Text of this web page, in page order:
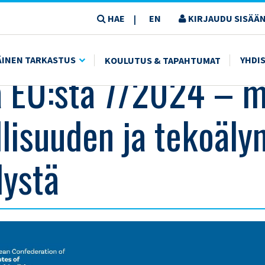
HAE | EN KIRJAUDU
TARKASTUS KOULUTUS & TAPAHTUMAT
SÄÄNTELYSTÄ
7/2024 –
ja